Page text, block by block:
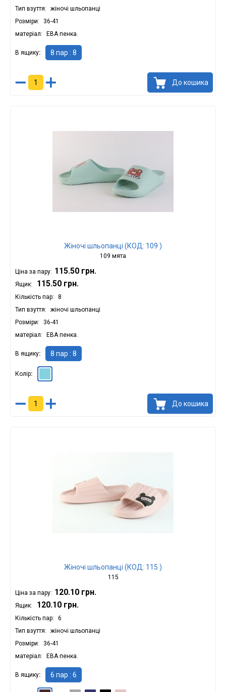
Тип взуття
жіночі шльопанці
Розміри
36-41
матеріал
ЕВА пенка.
В ящику 8 пар : 8
До кошика
Жіночі шльопанці (КОД: 109 )
109 мята
Ціна за пару: 115.50 грн.
Ящик: 115.50 грн.
Кількість пар
8
Тип взуття
жіночі шльопанці
Розміри
36-41
матеріал
ЕВА пенка.
В ящику 8 пар : 8
Колір
До кошика
Жіночі шльопанці (КОД: 115 )
115
Ціна за пару: 120.10 грн.
Ящик: 120.10 грн.
Кількість пар
6
Тип взуття
жіночі шльопанці
Розміри
36-41
матеріал
ЕВА пенка.
В ящику 6 пар : 6